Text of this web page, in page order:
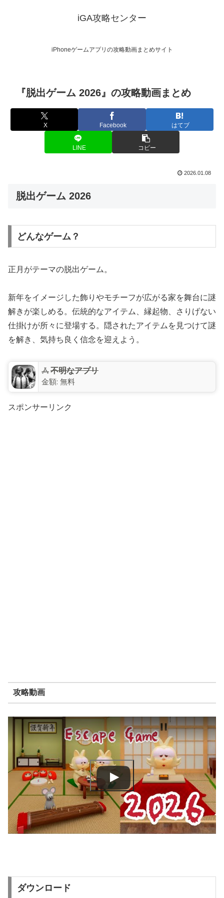
iGA攻略センター
iPhoneゲームアプリの攻略動画まとめサイト
『脱出ゲーム 2026』の攻略動画まとめ
X Facebook はてブ
LINE コピー
2026.01.08
脱出ゲーム 2026
どんなゲーム？
正月がテーマの脱出ゲーム。
新年をイメージした飾りやモチーフが広がる家を舞台に謎
解きが楽しめる。伝統的なアイテム、縁起物、さりげない
仕掛けが所々に登場する。隠されたアイテムを見つけて謎
を解き、気持ち良く信念を迎えよう。
不明なアプリ
金額: 無料
スポンサーリンク
攻略動画
ダウンロード